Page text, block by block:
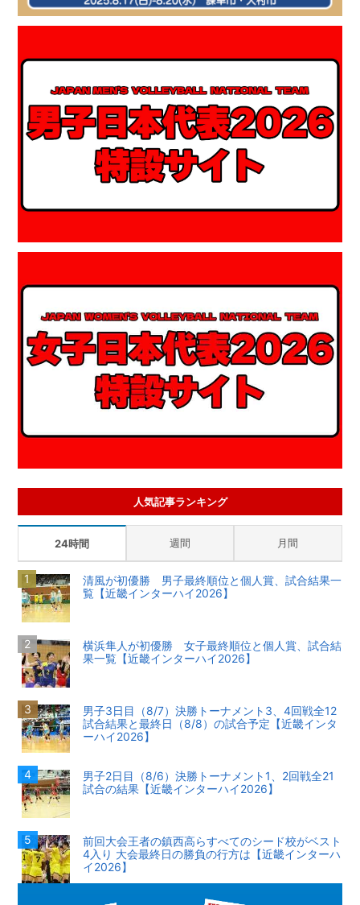
人気記事ランキング
24時間 週間 月間
清風が初優勝 男子最終順位と個人賞、試合結果一
覧【近畿インターハイ2026】
横浜隼人が初優勝 女子最終順位と個人賞、試合結
果一覧【近畿インターハイ2026】
男子3日目（8/7）決勝トーナメント3、4回戦全12
試合結果と最終日（8/8）の試合予定【近畿インタ
ーハイ2026】
男子2日目（8/6）決勝トーナメント1、2回戦全21
試合の結果【近畿インターハイ2026】
前回大会王者の鎮西高らすべてのシード校がベスト
4入り 大会最終日の勝負の行方は【近畿インターハ
イ2026】